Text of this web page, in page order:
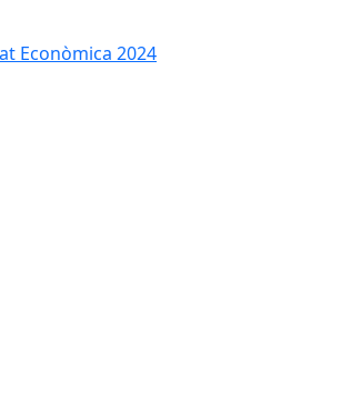
Econòmica 2024